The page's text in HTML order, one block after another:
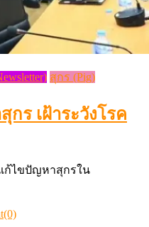
สุกร (Pig)
ร เฝ้าระวังโรค
ก้ไขปัญหาสุกรใน